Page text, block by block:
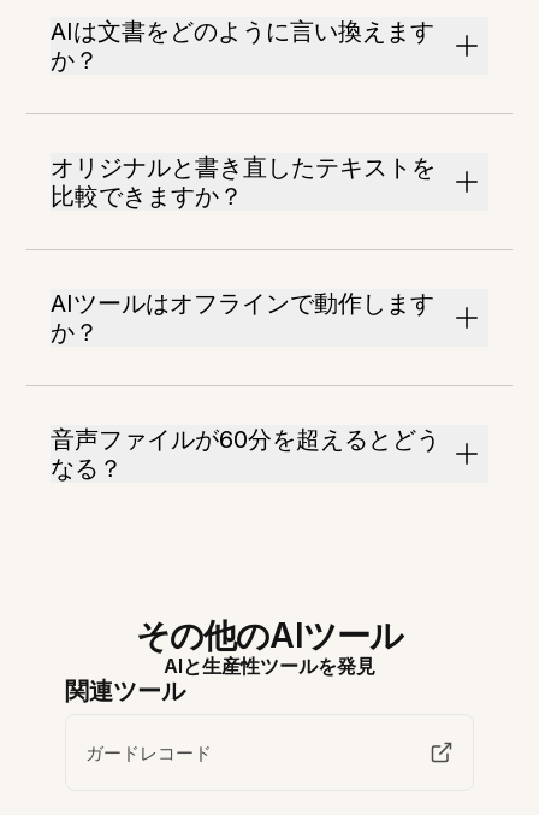
AIは文書をどのように言い換えます
か？
オリジナルと書き直したテキストを
比較できますか？
AIツールはオフラインで動作します
か？
音声ファイルが60分を超えるとどう
なる？
その他のAIツール
AIと生産性ツールを発見
関連ツール
ガードレコード